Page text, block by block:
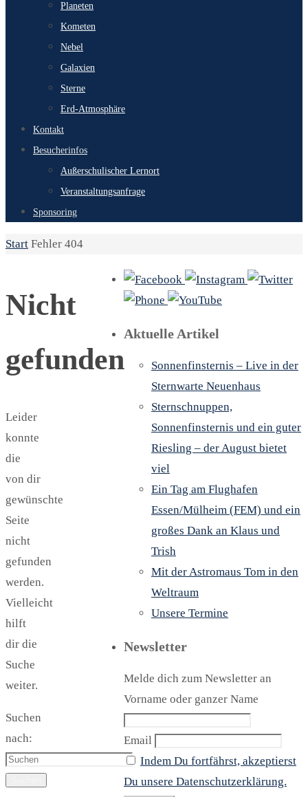
Planeten
Kometen
Nebel
Galaxien
Sterne
Erd-Atmosphäre
Kontakt
Besucherinfos
Außerschulischer Lernort
Veranstaltungsanfrage
Sponsoring
Start Fehler 404
Nicht
gefunden
Leider
konnte
die
von dir
gewünschte
Seite
nicht
gefunden
werden.
Vielleicht
hilft
dir die
Suche
weiter.
Suchen
nach:
Aktuelle Artikel
Sonnenfinsternis – Live in der
Sternwarte Neuenhaus
Sternschnuppen,
Sonnenfinsternis und ein guter
Riesling – der August bietet
viel
Ein Tag am Flughafen
Essen/Mülheim (FEM) und ein
großes Dank an Klaus und
Trish
Mit der Astromaus Tom in den
Weltraum
Unsere Termine
Newsletter
Melde dich zum Newsletter an
Vorname oder ganzer Name
Email
Indem Du fortfährst, akzeptierst
Du unsere Datenschutzerklärung.